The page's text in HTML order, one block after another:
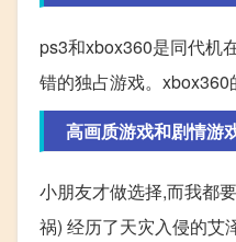
ps3和xbox360是同代机
错的独占游戏。xbox360
高画质游戏和剧情游
小朋友才做选择,而我都
祸) 经历了天灾入侵的艾